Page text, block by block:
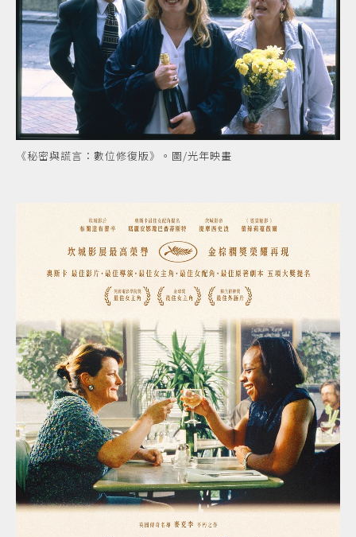
《秘密與謊言：數位修復版》。圖/光年映畫